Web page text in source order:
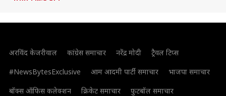
अरविंद केजरीवाल कांग्रेस समाचार नरेंद्र मोदी
ट्रैवल टिप्स
#NewsBytesExclusive
आम आदमी पार्टी समाचार
भाजपा समाचार
बॉक्स ऑफिस कलेक्शन
क्रिकेट समाचार
फुटबॉल समाचार